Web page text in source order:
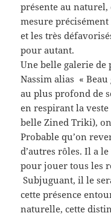
présente au naturel,
mesure
et les très
pour autant.
Une belle galerie de
Nassim alias «
au plus profond de
en respirant la
belle Zined Triki),
Probable qu’on
d’autres rôles. Il a
pour jouer tous les
Subjuguant, il le
cette présence
naturelle, cette